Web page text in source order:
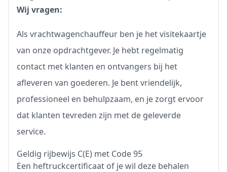
Wij vragen:
Als vrachtwagenchauffeur ben je het visitekaartje
van onze opdrachtgever. Je hebt regelmatig
contact met klanten en ontvangers bij het
afleveren van goederen. Je bent vriendelijk,
professioneel en behulpzaam, en je zorgt ervoor
dat klanten tevreden zijn met de geleverde
service.
Geldig rijbewijs C(E) met Code 95
Een heftruckcertificaat of je wil deze behalen